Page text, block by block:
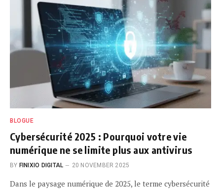
BLOGUE
Cybersécurité 2025 : Pourquoi votre vie
numérique ne se limite plus aux antivirus
BY FINIXIO DIGITAL 20 NOVEMBER 2025
Dans le paysage numérique de 2025, le terme cybersécurité